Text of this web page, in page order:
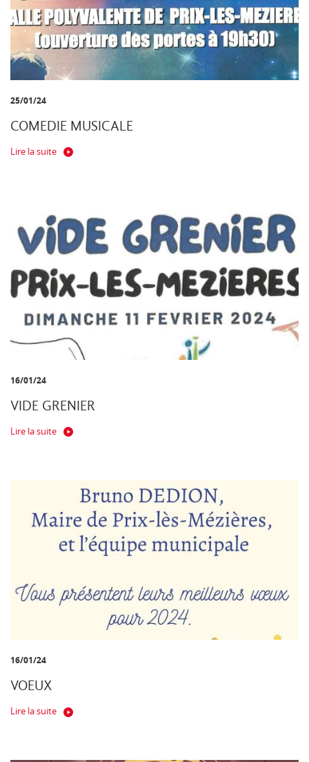
25/01/24
COMEDIE MUSICALE
Lire la suite
16/01/24
VIDE GRENIER
Lire la suite
16/01/24
VOEUX
Lire la suite